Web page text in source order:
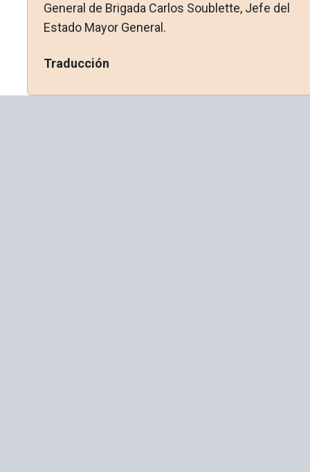
General de Brigada Carlos Soublette, Jefe del
Estado Mayor General.
Traducción